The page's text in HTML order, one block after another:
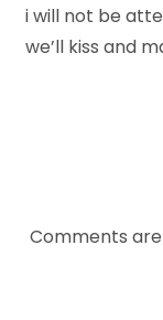
i will not be
we’ll kiss and
Comments